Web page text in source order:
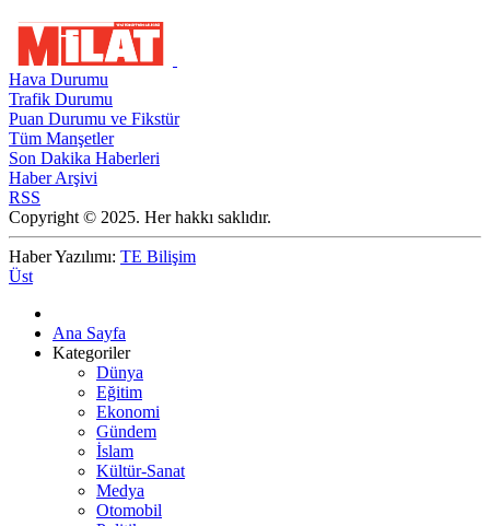
Hava Durumu
Trafik Durumu
Puan Durumu ve Fikstür
Tüm Manşetler
Son Dakika Haberleri
Haber Arşivi
RSS
Copyright © 2025. Her hakkı saklıdır.
Haber Yazılımı: TE Bilişim
Üst
Ana Sayfa
Kategoriler
Dünya
Eğitim
Ekonomi
Gündem
İslam
Kültür-Sanat
Medya
Otomobil